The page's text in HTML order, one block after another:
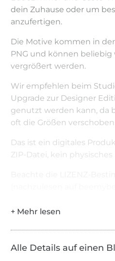
dein Zuhause oder um
anzufertigen.
Die Motive kommen in
PNG und können
vergrößert werden.
Wir empfehlen beim
Upgrade zur Designer
genutzt werden kann, da
oft die Größen
Das ist ein digitales
ZIP-Datei, kein physisches
Alle Details auf einen